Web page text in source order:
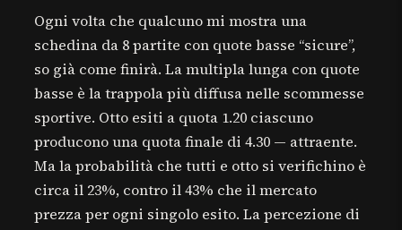
Ogni volta che qualcuno mi mostra una
schedina da 8 partite con quote basse “sicure”,
so già come finirà. La multipla lunga con quote
basse è la trappola più diffusa nelle scommesse
sportive. Otto esiti a quota 1.20 ciascuno
producono una quota finale di 4.30 — attraente.
Ma la probabilità che tutti e otto si verifichino è
circa il 23%, contro il 43% che il mercato
prezza per ogni singolo esito. La percezione di